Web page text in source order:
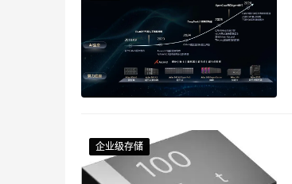
企业级存储
企业级存储
企业级存储
企业级存储